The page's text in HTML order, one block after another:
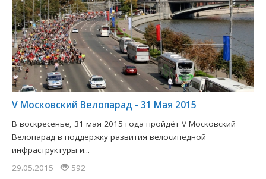
V Московский Велопарад - 31 Мая 2015
В воскресенье, 31 мая 2015 года пройдёт V Московский
Велопарад в поддержку развития велосипедной
инфраструктуры и...
29.05.2015
592